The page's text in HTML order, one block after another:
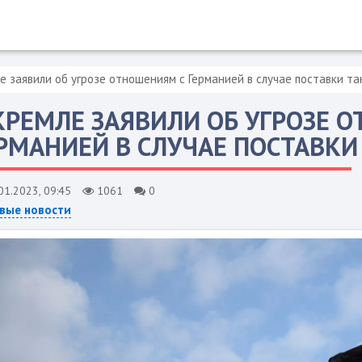
заявили об угрозе отношениям с Германией в случае поставки
ЗАЯВИЛИ ОБ УГРОЗЕ
В СЛУЧАЕ
09:45 1061 0
новости